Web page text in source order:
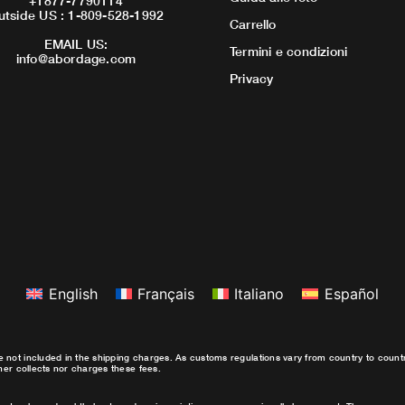
US : 1-809-528-1992
EMAIL US:
info@abordage.com
Carrello
Termini e condizioni
Privacy
English Français Italiano Español
included in the shipping charges. As customs regulations vary from country to
collects nor charges these fees.